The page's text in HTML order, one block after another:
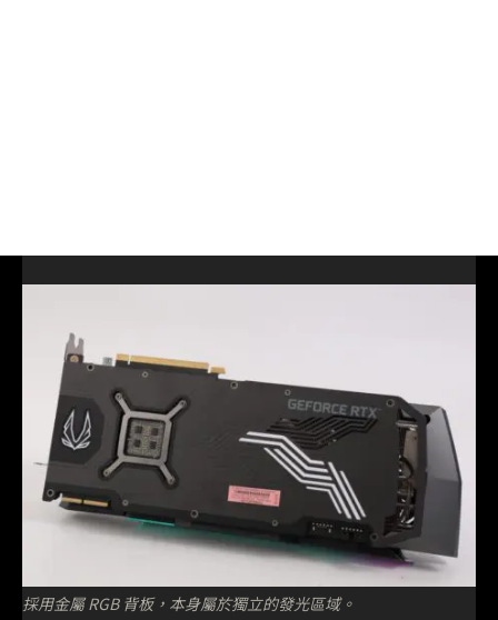
採用金屬 RGB 背板，本身屬於獨立的發光區域。